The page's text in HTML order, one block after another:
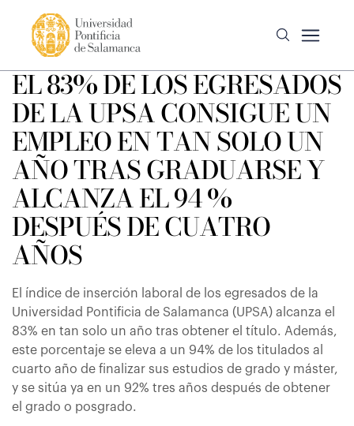
EL 83% DE LOS EGRESADOS
DE LA UPSA CONSIGUE UN
EMPLEO EN TAN SOLO UN
AÑO TRAS GRADUARSE Y
ALCANZA EL 94 %
DESPUÉS DE CUATRO
AÑOS
El índice de inserción laboral de los egresados de la
Universidad Pontificia de Salamanca (UPSA) alcanza el
83% en tan solo un año tras obtener el título. Además,
este porcentaje se eleva a un 94% de los titulados al
cuarto año de finalizar sus estudios de grado y máster,
y se sitúa ya en un 92% tres años después de obtener
el grado o posgrado.